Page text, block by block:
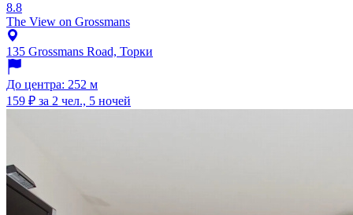
8.8
The View on Grossmans
135 Grossmans Road, Торки
До центра: 252 м
159 ₽ за 2 чел., 5 ночей